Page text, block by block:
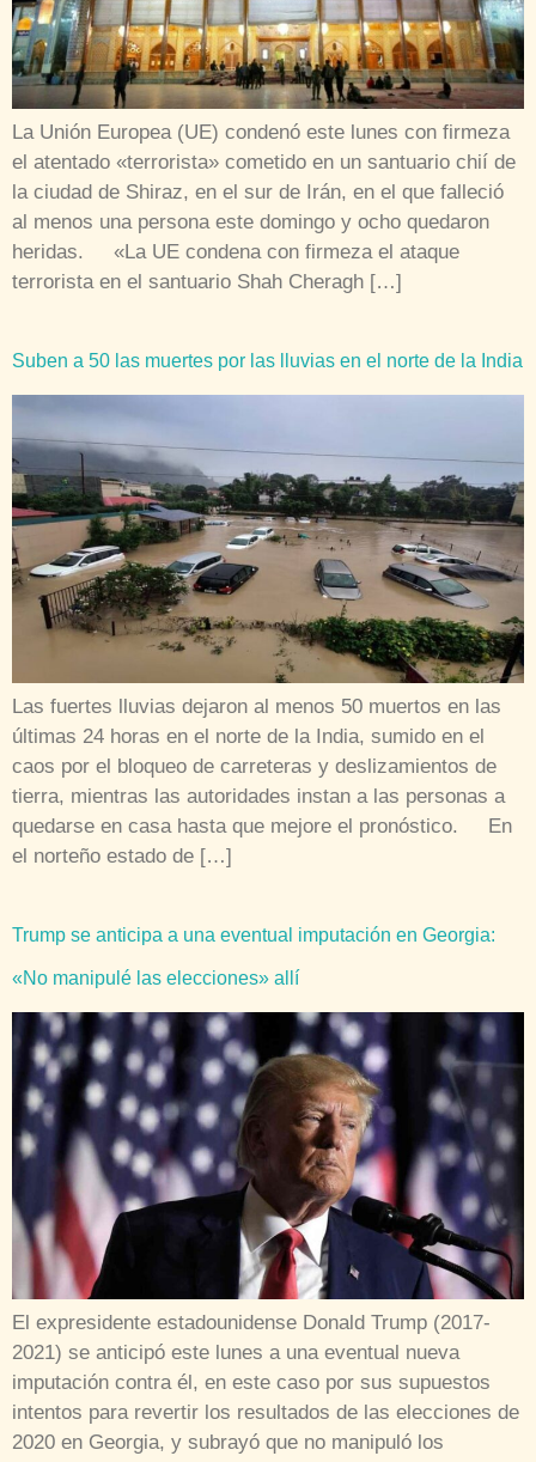
La Unión Europea (UE) condenó este lunes con firmeza
el atentado «terrorista» cometido en un santuario chií de
la ciudad de Shiraz, en el sur de Irán, en el que falleció
al menos una persona este domingo y ocho quedaron
heridas. «La UE condena con firmeza el ataque
terrorista en el santuario Shah Cheragh […]
Suben a 50 las muertes por las lluvias en el norte de la India
Las fuertes lluvias dejaron al menos 50 muertos en las
últimas 24 horas en el norte de la India, sumido en el
caos por el bloqueo de carreteras y deslizamientos de
tierra, mientras las autoridades instan a las personas a
quedarse en casa hasta que mejore el pronóstico. En
el norteño estado de […]
Trump se anticipa a una eventual imputación en Georgia:
«No manipulé las elecciones» allí
El expresidente estadounidense Donald Trump (2017-
2021) se anticipó este lunes a una eventual nueva
imputación contra él, en este caso por sus supuestos
intentos para revertir los resultados de las elecciones de
2020 en Georgia, y subrayó que no manipuló los